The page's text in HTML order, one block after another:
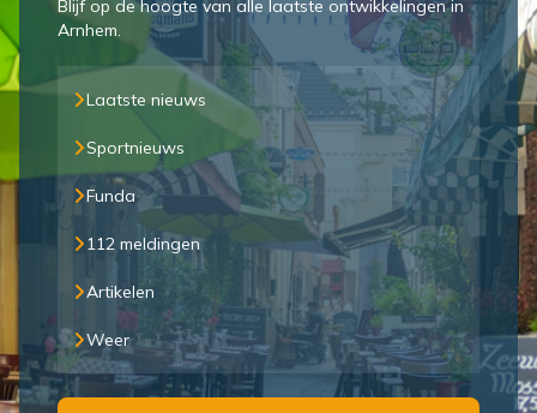
Blijf op de hoogte van alle laatste ontwikkelingen in
Arnhem.
Laatste nieuws
Sportnieuws
Funda
112 meldingen
Artikelen
Weer